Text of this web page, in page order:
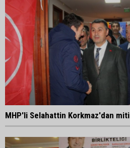
MHP'li Selahattin Korkmaz'dan